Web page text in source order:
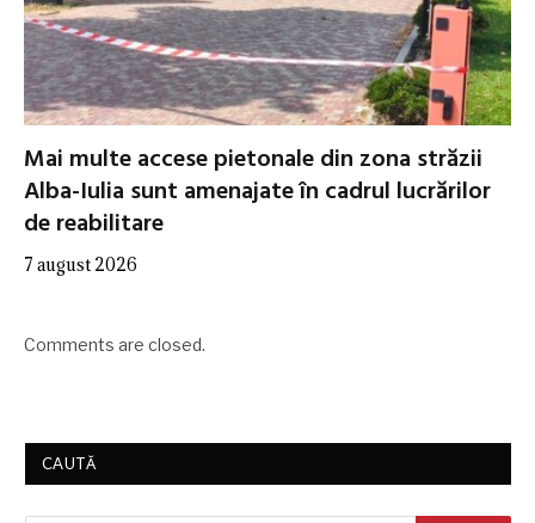
Mai multe accese pietonale din zona străzii
Alba-Iulia sunt amenajate în cadrul lucrărilor
de reabilitare
7 august 2026
Comments are closed.
CAUTĂ